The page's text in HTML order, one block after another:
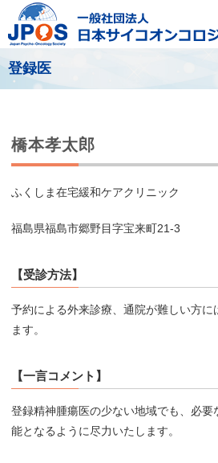
登録医
橋本孝太郎
ふくしま在宅緩和ケアクリニック
福島県福島市郷野目字宝来町21-3
【受診方法】
予約による外来診療、通院が難しい方に
ます。
【一言コメント】
登録精神腫瘍医の少ない地域でも、必
能となるように尽力いたします。